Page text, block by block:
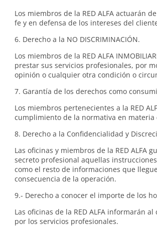
Los miembros de la RED ALFA actuarán
fe y en defensa de los intereses del
6. Derecho a la NO DISCRIMINACIÓN.
Los miembros de la RED ALFA
prestar sus servicios profesionales, por
opinión o cualquier otra condición o
7. Garantía de los derechos como
Los miembros pertenecientes a la RED
cumplimiento de la normativa en
8. Derecho a la Confidencialidad y
Las oficinas y miembros de la RED ALFA
secreto profesional aquellas
como el resto de informaciones que
consecuencia de la operación.
9.- Derecho a conocer el importe de los
Las oficinas de la RED ALFA informarán
por los servicios profesionales.